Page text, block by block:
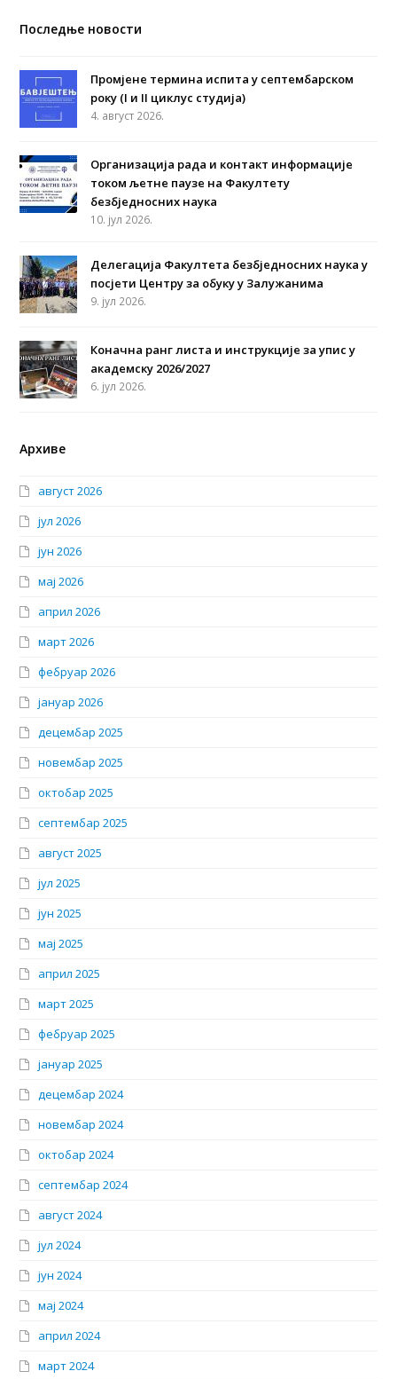
Последње новости
Промјене термина испита у септембарском
року (I и II циклус студија)
4. август 2026.
Организација рада и контакт информације
током љетне паузе на Факултету
безбједносних наука
10. јул 2026.
Делегација Факултета безбједносних наука у
посјети Центру за обуку у Залужанима
9. јул 2026.
Коначна ранг листа и инструкције за упис у
академску 2026/2027
6. јул 2026.
Архиве
август 2026
јул 2026
јун 2026
мај 2026
април 2026
март 2026
фебруар 2026
јануар 2026
децембар 2025
новембар 2025
октобар 2025
септембар 2025
август 2025
јул 2025
јун 2025
мај 2025
април 2025
март 2025
фебруар 2025
јануар 2025
децембар 2024
новембар 2024
октобар 2024
септембар 2024
август 2024
јул 2024
јун 2024
мај 2024
април 2024
март 2024